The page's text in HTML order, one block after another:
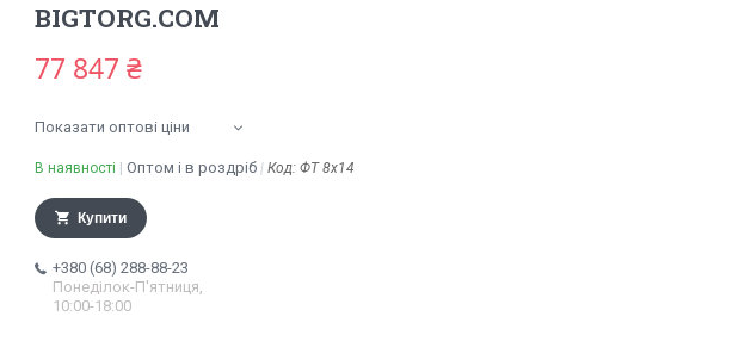
BIGTORG.COM
77 847 ₴
Показати оптові ціни
В наявності Оптом і в роздріб Код: ФТ 8x14
Купити
+380 (68) 288-88-23
Понеділок-П'ятниця,
10:00-18:00